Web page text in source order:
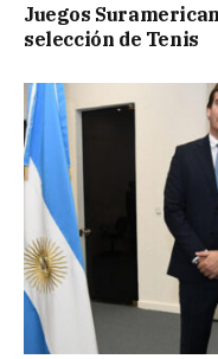
Juegos
selección de Tenis